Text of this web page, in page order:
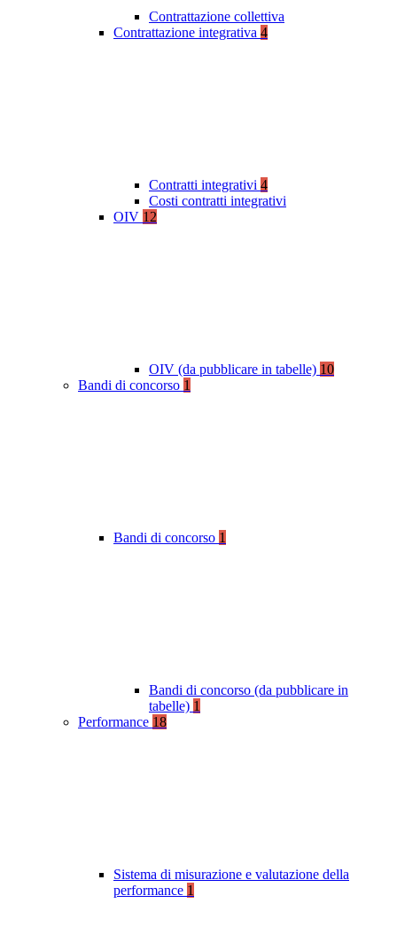
Contrattazione collettiva
Contrattazione integrativa 4
Contratti integrativi 4
Costi contratti integrativi
OIV 12
OIV (da pubblicare in tabelle) 10
Bandi di concorso 1
Bandi di concorso 1
Bandi di concorso (da pubblicare in
tabelle) 1
Performance 18
Sistema di misurazione e valutazione della
performance 1